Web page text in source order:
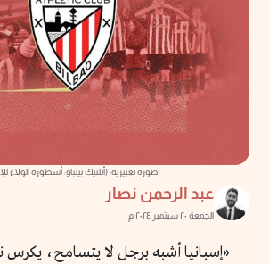
صورة تعبيرية: (أتلتيك بيلباو: أسطورة الولاء
عبد الرحمن نصار
الجمعة ٢٠ سبتمبر ٢٠٢٤ م
«إسبانيا أشبه برجل لا يتسامح،